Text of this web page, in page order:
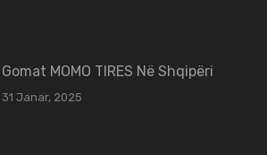
Gomat MOMO TIRES Në Shqipëri
31 Janar, 2025